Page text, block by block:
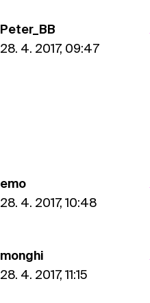
Peter_BB
28. 4. 2017, 09:47
emo
28. 4. 2017, 10:48
monghi
28. 4. 2017, 11:15